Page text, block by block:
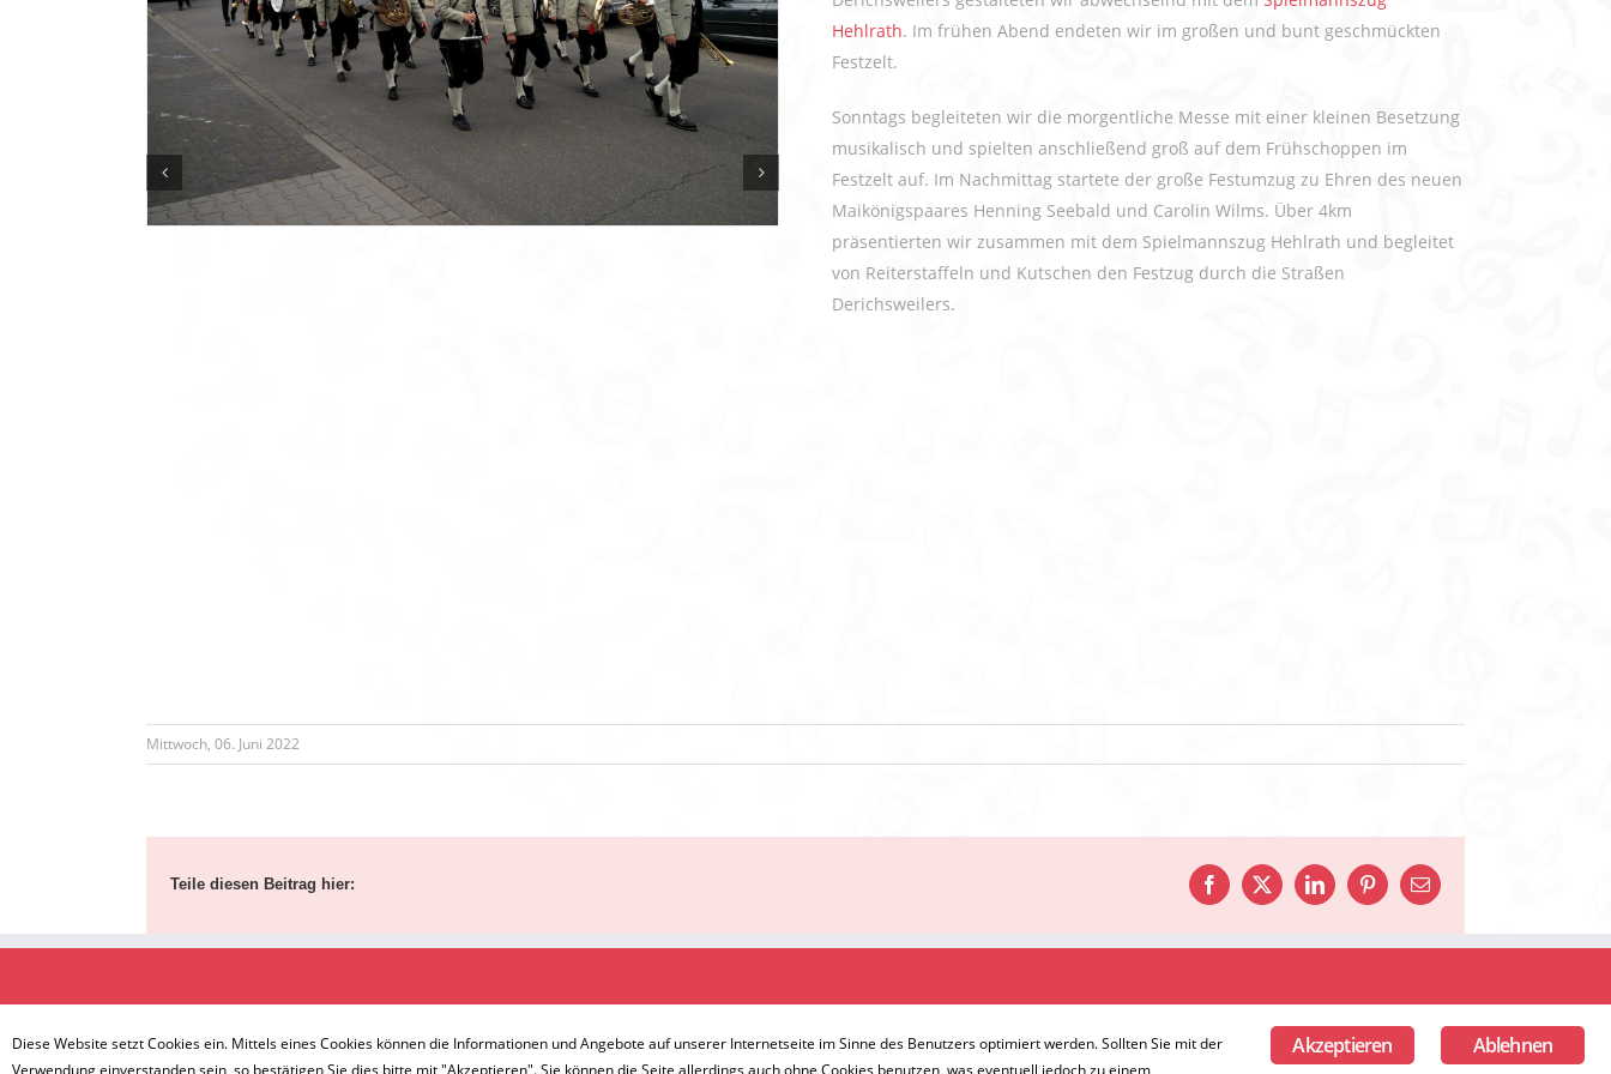
Hehlrath. Im frühen Abend endeten wir im großen und bunt geschmückten
Festzelt.
Sonntags begleiteten wir die morgentliche Messe mit einer kleinen Besetzung
musikalisch und spielten anschließend groß auf dem Frühschoppen im
Festzelt auf. Im Nachmittag startete der große Festumzug zu Ehren des neuen
Maikönigspaares Henning Seebald und Carolin Wilms. Über 4km
präsentierten wir zusammen mit dem Spielmannszug Hehlrath und begleitet
von Reiterstaffeln und Kutschen den Festzug durch die Straßen
Derichsweilers.
Mittwoch, 06. Juni 2022
Teile diesen Beitrag hier: Facebook
X LinkedInPinterestE-
Presse
Intern Impressum Datenschutzerklärung Ablehnen
Akzeptieren
Diese Website setzt Cookies ein. Mittels eines Cookies können die Informationen und Angebote auf unserer Internetseite im Sinne des Benutzers optimiert werden. Sollten Sie mit der
Verwendung einverstanden sein, so bestätigen Sie dies bitte mit "Akzeptieren". Sie können die Seite allerdings auch ohne Cookies benutzen, was eventuell jedoch zu einem